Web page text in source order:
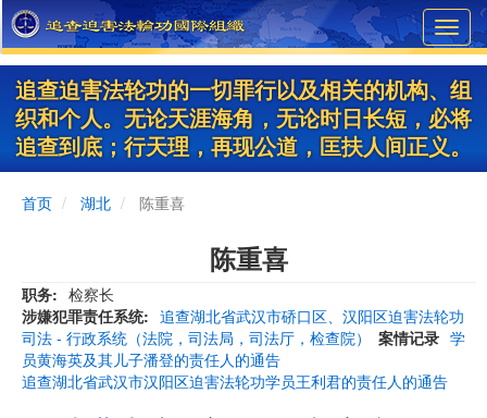
Skip
to
main
content
追查迫害法轮功的一切罪行以及相关的机构、组
织和个人。无论天涯海角，无论时日长短，必将
追查到底；行天理，再现公道，匡扶人间正义。
首页 湖北 陈重喜
陈重喜
职务
检察长
涉嫌犯罪责任系统
司法 - 行政系统（法院，司法局，司法厅，检查院）
案情记录
追查湖北省武汉市硚口区、汉阳区迫害法轮功
学
员黄海英及其儿子潘登的责任人的通告
追查湖北省武汉市汉阳区迫害法轮功学员王利君的责任人的通告